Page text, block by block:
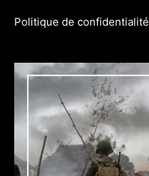
Politique de confidentialité